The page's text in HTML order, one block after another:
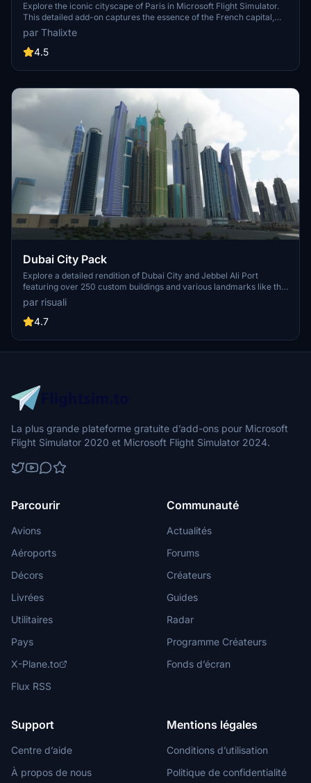
Explore the iconic cityscape of Paris in Microsoft Flight Simulator.
This detailed add-on captures the essence of the French capital,
featuring famous landmarks and architectural marvels. With
accurate GPS coordinates, immerse yourself in the beauty of Paris,
known for its historical significance and vibrant culture. Download
perspective.
par Thalixte
4.5
Dubai City Pack
Explore a detailed rendition of Dubai City and Jebbel Ali Port
featuring over 250 custom buildings and various landmarks like the
iconic hotels and tourist attractions. While focusing on enhancing
the daytime visuals, this pack offers improved textures for select
buildings, promising a refreshing experience for simmers.
to address previous elevation issues, ensuring a more immersive
flight into this dynamic cityscape.
par risuali
4.7
La plus grande plateforme gratuite d’add-ons pour Microsoft
Flight Simulator 2020 et Microsoft Flight Simulator 2024.
Parcourir
Avions
Aéroports
Décors
Livrées
Utilitaires
Pays
X-Plane.to
Flux RSS
Communauté
Actualités
Forums
Créateurs
Guides
Radar
Programme Créateurs
Fonds d’écran
Support
Centre d’aide
À propos de nous
Mentions légales
Conditions d’utilisation
Politique de confidentialité